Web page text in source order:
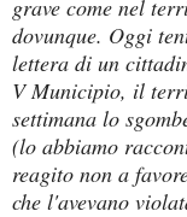
grave come nel
dovunque. Oggi
lettera di un
V Municipio, il
settimana lo
(lo abbiamo
reagito non a
che l'avevano